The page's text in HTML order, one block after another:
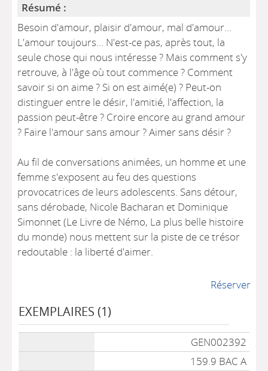
Résumé :
Besoin d'amour, plaisir d'amour, mal d'amour...
L'amour toujours... N'est-ce pas, après tout, la
seule chose qui nous intéresse ? Mais comment s'y
retrouve, à l'âge où tout commence ? Comment
savoir si on aime ? Si on est aimé(e) ? Peut-on
distinguer entre le désir, l'amitié, l'affection, la
passion peut-être ? Croire encore au grand amour
? Faire l'amour sans amour ? Aimer sans désir ?
Au fil de conversations animées, un homme et une
femme s'exposent au feu des questions
provocatrices de leurs adolescents. Sans détour,
sans dérobade, Nicole Bacharan et Dominique
Simonnet (Le Livre de Némo, La plus belle histoire
du monde) nous mettent sur la piste de ce trésor
redoutable : la liberté d'aimer.
Réserver
EXEMPLAIRES (1)
GEN002392
159.9 BAC A